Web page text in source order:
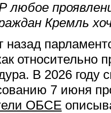
любое
Кремль
назад
относительно
В 2026 году
7 июня
ОБСЕ